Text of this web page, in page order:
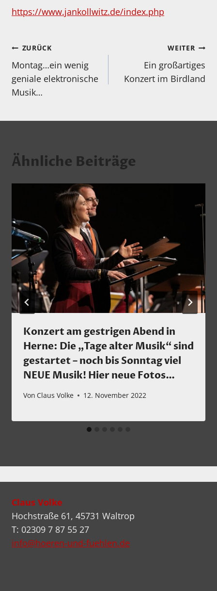
https://www.jankollwitz.de/index.php
Beitragsnavigation
ZURÜCK
Montag…ein wenig
geniale elektronische
Musik…
WEITER
Ein großartiges
Konzert im Birdland
Ähnliche Beiträge
Konzert am gestrigen Abend in
Herne: Die „Tage alter Musik“ sind
gestartet – noch bis Sonntag viel
NEUE Musik! Hier neue Fotos…
Von Claus Volke 12. November 2022
Claus Volke
Hochstraße 61, 45731 Waltrop
T: 02309 7 87 55 27
info@hoeren-und-fuehlen.de